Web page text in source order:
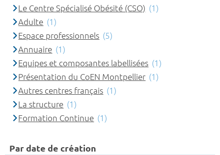
Le Centre Spécialisé Obésité (CSO) (1)
Adulte (1)
Espace professionnels (5)
Annuaire (1)
Equipes et composantes labellisées (1)
Présentation du CoEN Montpellier (1)
Autres centres français (1)
La structure (1)
Formation Continue (1)
Par date de création